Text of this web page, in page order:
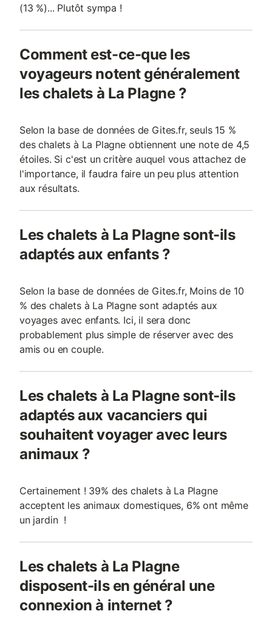
(13 %)... Plutôt sympa !
Comment est-ce-que les
voyageurs notent généralement
les chalets à La Plagne ?
Selon la base de données de Gites.fr, seuls 15 %
des chalets à La Plagne obtiennent une note de 4,5
étoiles. Si c'est un critère auquel vous attachez de
l'importance, il faudra faire un peu plus attention
aux résultats.
Les chalets à La Plagne sont-ils
adaptés aux enfants ?
Selon la base de données de Gites.fr, Moins de 10
% des chalets à La Plagne sont adaptés aux
voyages avec enfants. Ici, il sera donc
probablement plus simple de réserver avec des
amis ou en couple.
Les chalets à La Plagne sont-ils
adaptés aux vacanciers qui
souhaitent voyager avec leurs
animaux ?
Certainement ! 39% des chalets à La Plagne
acceptent les animaux domestiques, 6% ont même
un jardin !
Les chalets à La Plagne
disposent-ils en général une
connexion à internet ?